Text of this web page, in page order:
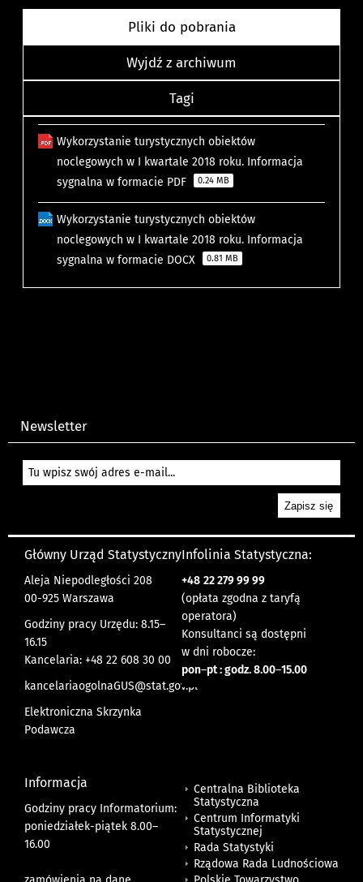
Pliki do pobrania
Wyjdź z archiwum
Tagi
Wykorzystanie turystycznych obiektów
noclegowych w I kwartale 2018 roku. Informacja
sygnalna w formacie PDF
0.24 MB
Wykorzystanie turystycznych obiektów
noclegowych w I kwartale 2018 roku. Informacja
sygnalna w formacie DOCX
0.81 MB
Newsletter
Główny Urząd Statystyczny
Aleja Niepodległości 208
00-925 Warszawa
Godziny pracy Urzędu: 8.15–
16.15
Kancelaria: +48 22 608 30 00
kancelariaogolnaGUS@stat.gov.pl
Elektroniczna Skrzynka
Podawcza
Infolinia Statystyczna:
+48 22 279 99 99
(opłata zgodna z taryfą
operatora)
Konsultanci są dostępni
w dni robocze:
pon–pt : godz. 8.00–15.00
Informacja
Godziny pracy Informatorium:
poniedziałek-piątek 8.00–
16.00
Centralna Biblioteka
Statystyczna
Centrum Informatyki
Statystycznej
Rada Statystyki
Rządowa Rada Ludnościowa